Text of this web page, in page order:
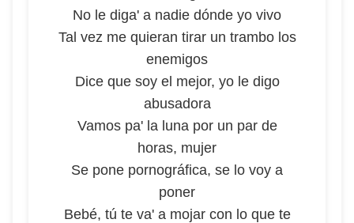
No le diga' a nadie dónde yo vivo
Tal vez me quieran tirar un trambo los
enemigos
Dice que soy el mejor, yo le digo
abusadora
Vamos pa' la luna por un par de
horas, mujer
Se pone pornográfica, se lo voy a
poner
Bebé, tú te va' a mojar con lo que te